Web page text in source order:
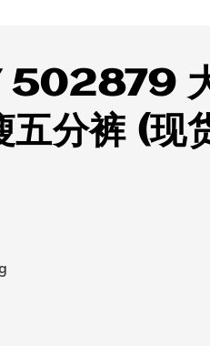
502879
五分裤 (现